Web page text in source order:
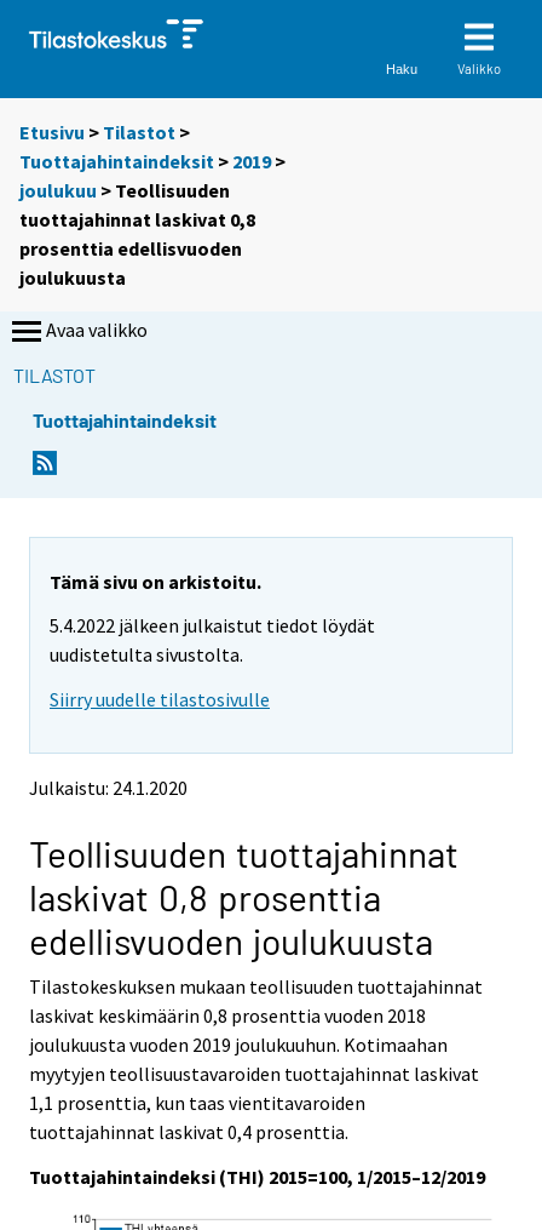
Haku Valikko
Etusivu > Tilastot >
Tuottajahintaindeksit > 2019>
joulukuu > Teollisuuden
tuottajahinnat laskivat 0,8
prosenttia edellisvuoden
joulukuusta
Avaa valikko
TILASTOT
Tuottajahintaindeksit
Tämä sivu on arkistoitu.
5.4.2022 jälkeen julkaistut tiedot löydät
uudistetulta sivustolta.
Siirry uudelle tilastosivulle
Julkaistu: 24.1.2020
Teollisuuden tuottajahinnat
laskivat 0,8 prosenttia
edellisvuoden joulukuusta
Tilastokeskuksen mukaan teollisuuden tuottajahinnat
laskivat keskimäärin 0,8 prosenttia vuoden 2018
joulukuusta vuoden 2019 joulukuuhun. Kotimaahan
myytyjen teollisuustavaroiden tuottajahinnat laskivat
1,1 prosenttia, kun taas vientitavaroiden
tuottajahinnat laskivat 0,4 prosenttia.
Tuottajahintaindeksi (THI) 2015=100, 1/2015–12/2019